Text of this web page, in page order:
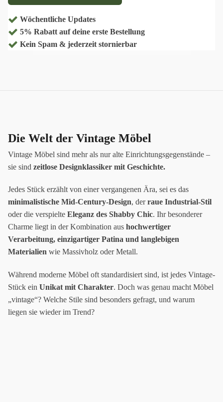
Wöchentliche Updates
5% Rabatt auf deine erste Bestellung
Kein Spam & jederzeit stornierbar
Die Welt der Vintage Möbel
Vintage Möbel sind mehr als nur alte Einrichtungsgegenstände –
sie sind zeitlose Designklassiker mit Geschichte.
Jedes Stück erzählt von einer vergangenen Ära, sei es das
minimalistische Mid-Century-Design, derraue Industrial-Stil
oder die verspielte Eleganz des Shabby Chic. Ihr besonderer
Charme liegt in der Kombination aus hochwertiger
Verarbeitung, einzigartiger Patina und langlebigen
Materialien wie Massivholz oder Metall.
Während moderne Möbel oft standardisiert sind, ist jedes Vintage-
Stück ein Unikat mit Charakter. Doch was genau macht Möbel
„vintage“? Welche Stile sind besonders gefragt, und warum
liegen sie wieder im Trend?